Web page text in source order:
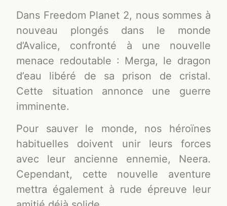
Dans Freedom Planet 2, nous sommes à
nouveau plongés dans le monde
d’Avalice, confronté à une nouvelle
menace redoutable : Merga, le dragon
d’eau libéré de sa prison de cristal.
Cette situation annonce une guerre
imminente.
Pour sauver le monde, nos héroïnes
habituelles doivent unir leurs forces
avec leur ancienne ennemie, Neera.
Cependant, cette nouvelle aventure
mettra également à rude épreuve leur